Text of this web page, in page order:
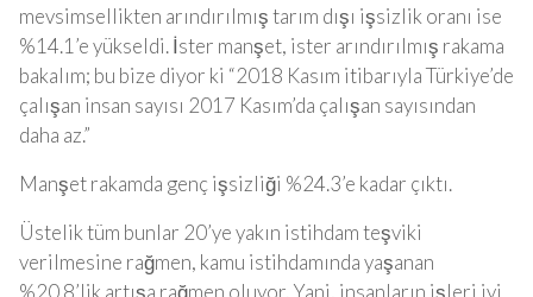
mevsimsellikten arındırılmış tarım dışı işsizlik oranı ise
%14.1’e yükseldi. İster manşet, ister arındırılmış rakama
bakalım; bu bize diyor ki “2018 Kasım itibarıyla Türkiye’de
çalışan insan sayısı 2017 Kasım’da çalışan sayısından
daha az.”
Manşet rakamda genç işsizliği %24.3’e kadar çıktı.
Üstelik tüm bunlar 20’ye yakın istihdam teşviki
verilmesine rağmen, kamu istihdamında yaşanan
%20.8’lik artışa rağmen oluyor. Yani, insanların işleri iyi